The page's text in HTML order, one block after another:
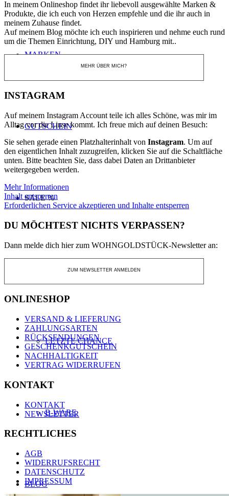
MARKEN
GUTSCHEIN
SALE %
LETZTE CHANCE
B-WARE
BLOG
In meinem Onlineshop findet ihr liebevoll ausgewählte Marken &
Produkte, die ich euch von Herzen empfehle und die ihr auch in
meinem Zuhause findet.
Auf meinem Blog möchte ich euch inspirieren und nehme euch rund
um die Themen Einrichtung, DIY und Hamburg mit..
MEHR ÜBER MICH?
INSTAGRAM
Auf meinem Instagram Account teile ich alles Schöne, was mir im
Alltag vor die Linse kommt. Ich freue mich auf deinen Besuch:
Sie sehen gerade einen Platzhalterinhalt von Instagram. Um auf
den eigentlichen Inhalt zuzugreifen, klicken Sie auf die Schaltfläche
unten. Bitte beachten Sie, dass dabei Daten an Drittanbieter
weitergegeben werden.
Mehr Informationen
Inhalt entsperren
Erforderlichen Service akzeptieren und Inhalte entsperren
DU MÖCHTEST NICHTS VERPASSEN?
Dann melde dich hier zum WOHNGOLDSTÜCK-Newsletter an:
ZUM NEWSLETTER ANMELDEN
ONLINESHOP
VERSAND & LIEFERUNG
ZAHLUNGSARTEN
RÜCKSENDUNGEN
GESCHENKGUTSCHEIN
NACHHALTIGKEIT
VERTRAG WIDERRUFEN
KONTAKT
KONTAKT
NEWSLETTER
RECHTLICHES
AGB
WIDERRUFSRECHT
DATENSCHUTZ
IMPRESSUM